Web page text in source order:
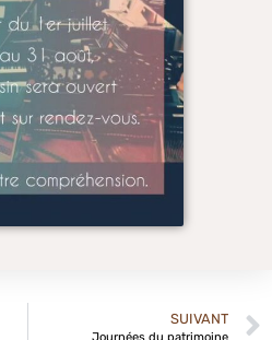
SUIVANT
Journées du patrimoine